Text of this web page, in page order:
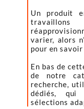
Un produit
varier, alors
pour en savoir
En bas de
de notre
recherche,
dédiés, qui
sélections